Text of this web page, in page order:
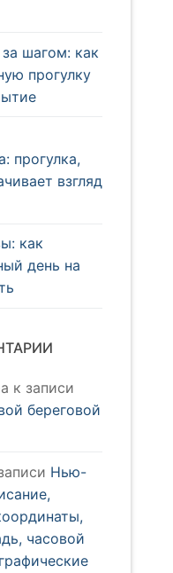
шагом: как
прогулку
прогулка,
взгляд
как
день на
к записи
береговой
Нью-
часовой